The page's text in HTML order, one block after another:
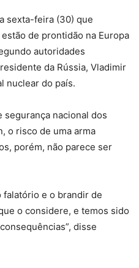
sexta-feira (30) que
estão de prontidão na Europa
autoridades
da Rússia, Vladimir
nuclear do país.
segurança nacional dos
o risco de uma arma
porém, não parece ser
e o brandir de
o considere, e temos sido
disse